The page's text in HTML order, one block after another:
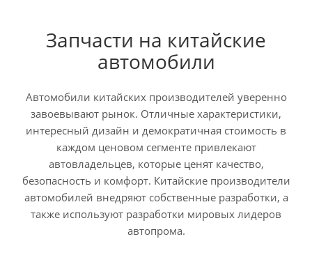
Запчасти на китайские
автомобили
Автомобили китайских производителей уверенно
завоевывают рынок. Отличные характеристики,
интересный дизайн и демократичная стоимость в
каждом ценовом сегменте привлекают
автовладельцев, которые ценят качество,
безопасность и комфорт. Китайские производители
автомобилей внедряют собственные разработки, а
также используют разработки мировых лидеров
автопрома.